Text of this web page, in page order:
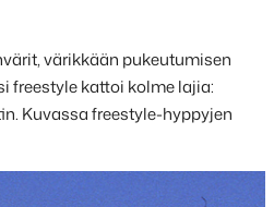
värikkään pukeutumisen
freestyle kattoi kolme lajia:
Kuvassa freestyle-hyppyjen